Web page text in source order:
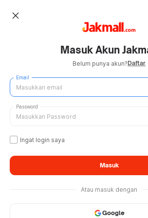
close
Masuk Akun
Belum punya akun?Daftar
Email
Password
Ingat login saya
Masuk
Atau masuk dengan
Google